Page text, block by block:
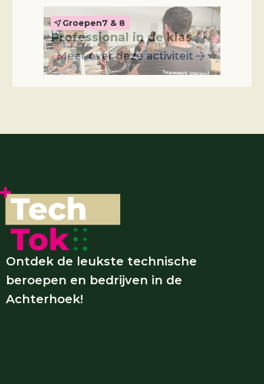
Groepen7 & 8
Professional in de klas
Meer over deze activiteit
Ontdek de leukste technische
beroepen en bedrijven in de
Achterhoek!